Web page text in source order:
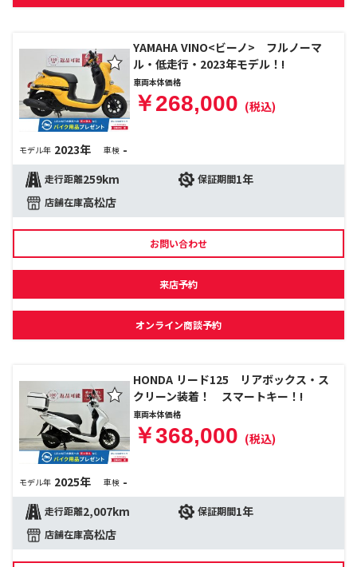
YAMAHA VINO<ビーノ> フルノーマ
ル・低走行・2023年モデル！!
車両本体価格
￥268,000 (税込)
モデル年 2023年 車検 -
走行距離259km 保証期間1年
店舗在庫高松店
お問い合わせ
来店予約
オンライン商談予約
HONDA リード125 リアボックス・ス
クリーン装着！ スマートキー！!
車両本体価格
￥368,000 (税込)
モデル年 2025年 車検 -
走行距離2,007km 保証期間1年
店舗在庫高松店